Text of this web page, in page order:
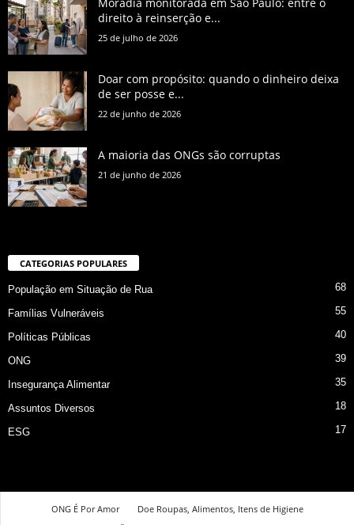
direito à reinserção e...
25 de julho de 2026
Doar com propósito: quando o dinheiro deixa
de ser posse e...
22 de junho de 2026
A maioria das ONGs são corruptas
21 de junho de 2026
CATEGORIAS POPULARES
População em Situação de Rua 68
Famílias Vulneráveis 55
Políticas Públicas 40
ONG 39
Insegurança Alimentar 35
Assuntos Diversos 18
ESG 17
ONG É Por Amor
Doe Roupas, Alimentos, Itens de Higiene